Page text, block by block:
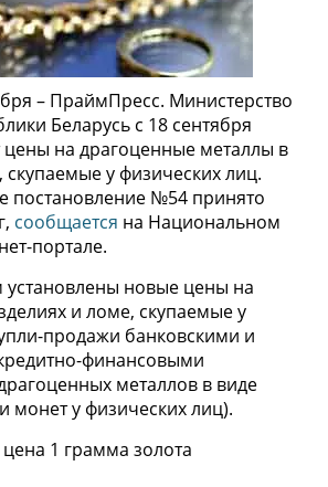
– ПраймПресс. Министерство
Беларусь с 18 сентября
на драгоценные металлы в
скупаемые у физических лиц.
постановление №54 принято
сообщается на Национальном
портале.
установлены новые цены на
и ломе, скупаемые у
продажи банковскими и
финансовыми
металлов в виде
монет у физических лиц).
цена 1 грамма золота